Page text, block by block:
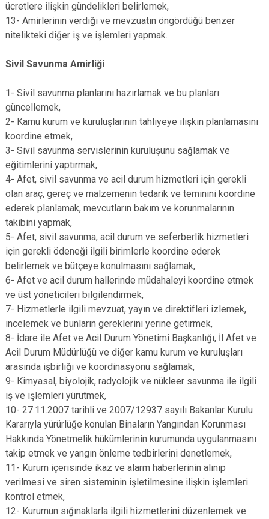
ücretlere ilişkin gündelikleri belirlemek,
13- Amirlerinin verdiği ve mevzuatın öngördüğü benzer
nitelikteki diğer iş ve işlemleri yapmak.
Sivil Savunma Amirliği
1- Sivil savunma planlarını hazırlamak ve bu planları
güncellemek,
2- Kamu kurum ve kuruluşlarının tahliyeye ilişkin planlamasını
koordine etmek,
3- Sivil savunma servislerinin kuruluşunu sağlamak ve
eğitimlerini yaptırmak,
4- Afet, sivil savunma ve acil durum hizmetleri için gerekli
olan araç, gereç ve malzemenin tedarik ve teminini koordine
ederek planlamak, mevcutların bakım ve korunmalarının
takibini yapmak,
5- Afet, sivil savunma, acil durum ve seferberlik hizmetleri
için gerekli ödeneği ilgili birimlerle koordine ederek
belirlemek ve bütçeye konulmasını sağlamak,
6- Afet ve acil durum hallerinde müdahaleyi koordine etmek
ve üst yöneticileri bilgilendirmek,
7- Hizmetlerle ilgili mevzuat, yayın ve direktifleri izlemek,
incelemek ve bunların gereklerini yerine getirmek,
8- İdare ile Afet ve Acil Durum Yönetimi Başkanlığı, İl Afet ve
Acil Durum Müdürlüğü ve diğer kamu kurum ve kuruluşları
arasında işbirliği ve koordinasyonu sağlamak,
9- Kimyasal, biyolojik, radyolojik ve nükleer savunma ile ilgili
iş ve işlemleri yürütmek,
10- 27.11.2007 tarihli ve 2007/12937 sayılı Bakanlar Kurulu
Kararıyla yürürlüğe konulan Binaların Yangından Korunması
Hakkında Yönetmelik hükümlerinin kurumunda uygulanmasını
takip etmek ve yangın önleme tedbirlerini denetlemek,
11- Kurum içerisinde ikaz ve alarm haberlerinin alınıp
verilmesi ve siren sisteminin işletilmesine ilişkin işlemleri
kontrol etmek,
12- Kurumun sığınaklarla ilgili hizmetlerini düzenlemek ve